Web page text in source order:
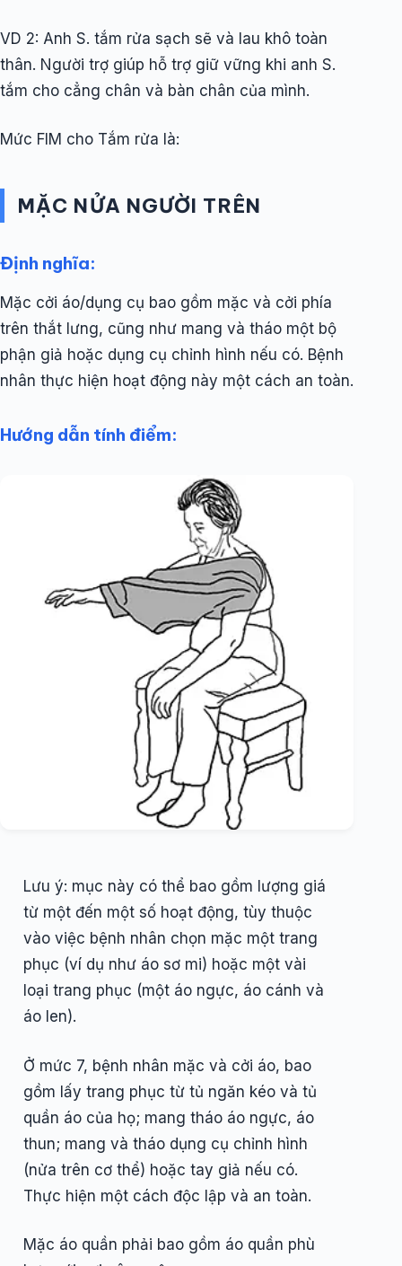
VD 2: Anh S. tắm rửa sạch sẽ và lau khô toàn
thân. Người trợ giúp hỗ trợ giữ vững khi anh S.
tắm cho cẳng chân và bàn chân của mình.
Mức FIM cho Tắm rửa là:
MẶC NỬA NGƯỜI TRÊN
Định nghĩa:
Mặc cởi áo/dụng cụ bao gồm mặc và cởi phía
trên thắt lưng, cũng như mang và tháo một bộ
phận giả hoặc dụng cụ chỉnh hình nếu có. Bệnh
nhân thực hiện hoạt động này một cách an toàn.
Hướng dẫn tính điểm:
Lưu ý: mục này có thể bao gồm lượng giá
từ một đến một số hoạt động, tùy thuộc
vào việc bệnh nhân chọn mặc một trang
phục (ví dụ như áo sơ mi) hoặc một vài
loại trang phục (một áo ngực, áo cánh và
áo len).
Ở mức 7, bệnh nhân mặc và cởi áo, bao
gồm lấy trang phục từ tủ ngăn kéo và tủ
quần áo của họ; mang tháo áo ngực, áo
thun; mang và tháo dụng cụ chỉnh hình
(nửa trên cơ thể) hoặc tay giả nếu có.
Thực hiện một cách độc lập và an toàn.
Mặc áo quần phải bao gồm áo quần phù